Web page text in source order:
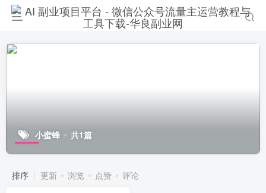
小蜜蜂 共1篇
排序 更新 浏览 点赞 评论